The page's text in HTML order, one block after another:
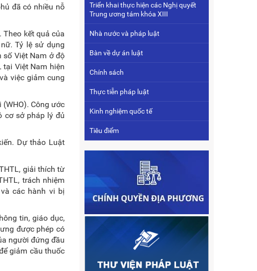
đã có nhiều nỗ
Theo kết quả của
Tỷ lệ sử dụng
số Việt Nam ở độ
tại Việt Nam hiện
việc giảm cung
Công ước
cơ sở pháp lý đủ
Dự thảo Luật
giải thích từ
trách nhiệm
các hành vi bị
tin, giáo dục,
được phép có
người đứng đầu
giảm cầu thuốc
Triển khai thực hiện các Nghị quyết
Trung ương tám khóa XIII
Nhà nước và pháp luật
Bàn về dự án luật
Chính sách
Thực tiễn pháp luật
Kinh nghiệm quốc tế
Tiêu điểm